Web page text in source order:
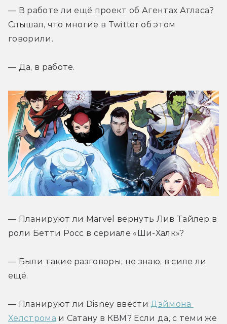
— В работе ли ещё проект об Агентах Атласа?
Слышал, что многие в Twitter об этом
говорили.
— Да, в работе.
— Планируют ли Marvel вернуть Лив Тайлер в
роли Бетти Росс в сериале «Ши-Халк»?
— Были такие разговоры, не знаю, в силе ли
ещё.
— Планируют ли Disney ввести Дэймона
Хелстрома и Сатану в КВМ? Если да, с теми же